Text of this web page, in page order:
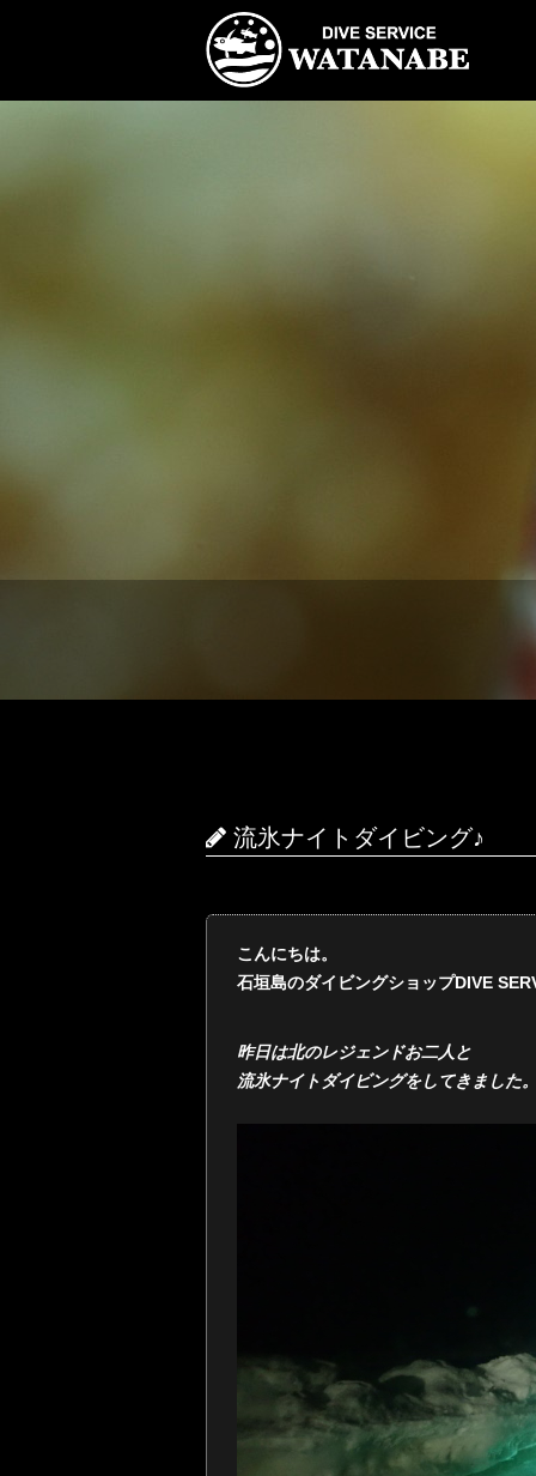
流氷ナイトダイビング♪
こんにちは。
石垣島のダイビングショップDIVE
昨日は北のレジェンドお二人と
流氷ナイトダイビングをしてきました